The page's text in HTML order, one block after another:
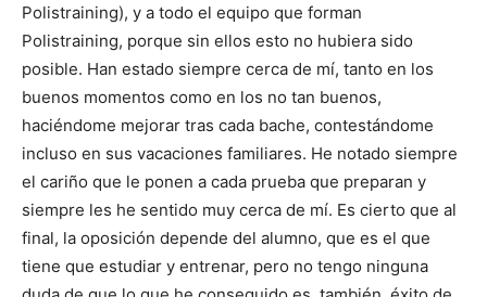
Polistraining), y a todo el equipo que forman
Polistraining, porque sin ellos esto no hubiera sido
posible. Han estado siempre cerca de mí, tanto en los
buenos momentos como en los no tan buenos,
haciéndome mejorar tras cada bache, contestándome
incluso en sus vacaciones familiares. He notado siempre
el cariño que le ponen a cada prueba que preparan y
siempre les he sentido muy cerca de mí. Es cierto que al
final, la oposición depende del alumno, que es el que
tiene que estudiar y entrenar, pero no tengo ninguna